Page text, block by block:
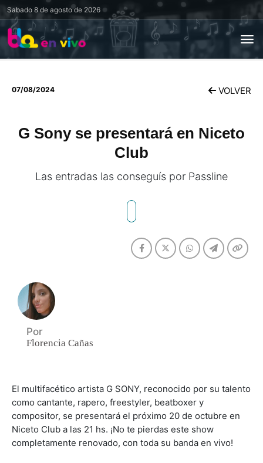
Sabado 8 de agosto de 2026
07/08/2024 VOLVER
G Sony se presentará en Niceto
Club
Las entradas las conseguís por Passline
Por
Florencia Cañas
El multifacético artista G SONY, reconocido por su talento
como cantante, rapero, freestyler, beatboxer y
compositor, se presentará el próximo 20 de octubre en
Niceto Club a las 21 hs. ¡No te pierdas este show
completamente renovado, con toda su banda en vivo!